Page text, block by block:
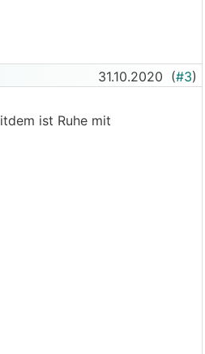
31.10.2020 (#3)
ist Ruhe mit